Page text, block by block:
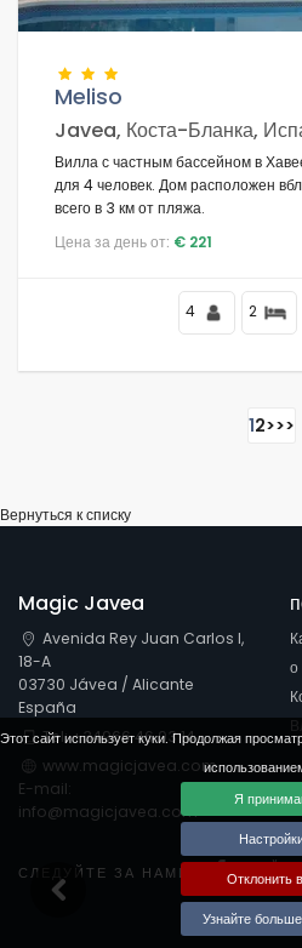
Этот сайт использует куки. Продолжая
Я
Отклонить
Узнайте
Meliso
Javea, Коста-Бланка,
Вилла с частным бассейном в
для 4 человек. Дом расположен
всего в 3 км от пляжа.
Цена за день от: € 221
4 2
12>>>
Вернуться к списку
Magic Javea
Avenida Rey Juan Carlos I,
18-A
03730 Jávea / Alicante
España
Tel: +34966 46 03 14
www.magicjavea.com
E-mail:
info@magicjavea.com
СЛЕДУЙТЕ ЗА НАМИ Visit
о